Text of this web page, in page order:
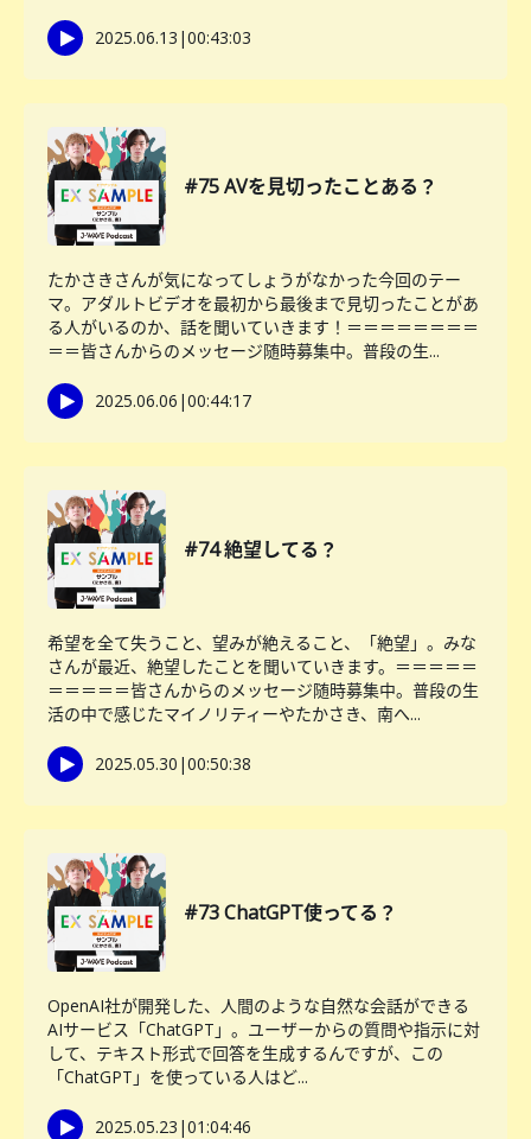
2025.06.13 |00:43:03
#75 AVを見切ったことある？
たかさきさんが気になってしょうがなかった今回のテー
マ。アダルトビデオを最初から最後まで見切ったことがあ
る人がいるのか、話を聞いていきます！＝＝＝＝＝＝＝＝
＝＝皆さんからのメッセージ随時募集中。普段の生...
2025.06.06 |00:44:17
#74 絶望してる？
希望を全て失うこと、望みが絶えること、「絶望」。みな
さんが最近、絶望したことを聞いていきます。＝＝＝＝＝
＝＝＝＝＝皆さんからのメッセージ随時募集中。普段の生
活の中で感じたマイノリティーやたかさき、南へ...
2025.05.30 |00:50:38
#73 ChatGPT使ってる？
OpenAI社が開発した、人間のような自然な会話ができる
AIサービス「ChatGPT」。ユーザーからの質問や指示に対
して、テキスト形式で回答を生成するんですが、この
「ChatGPT」を使っている人はど...
2025.05.23 |01:04:46